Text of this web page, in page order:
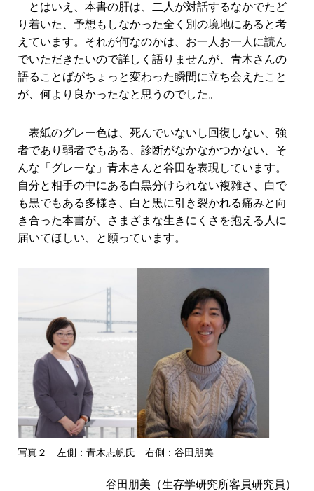
とはいえ、本書の肝は、二人が対話するなかでたど
り着いた、予想もしなかった全く別の境地にあると考
えています。それが何なのかは、お一人お一人に読ん
でいただきたいので詳しく語りませんが、青木さんの
語ることばがちょっと変わった瞬間に立ち会えたこと
が、何より良かったなと思うのでした。
表紙のグレー色は、死んでいないし回復しない、強
者であり弱者でもある、診断がなかなかつかない、そ
んな「グレーな」青木さんと谷田を表現しています。
自分と相手の中にある白黒分けられない複雑さ、白で
も黒でもある多様さ、白と黒に引き裂かれる痛みと向
き合った本書が、さまざまな生きにくさを抱える人に
届いてほしい、と願っています。
写真２ 左側：青木志帆氏 右側：谷田朋美
谷田朋美（生存学研究所客員研究員）